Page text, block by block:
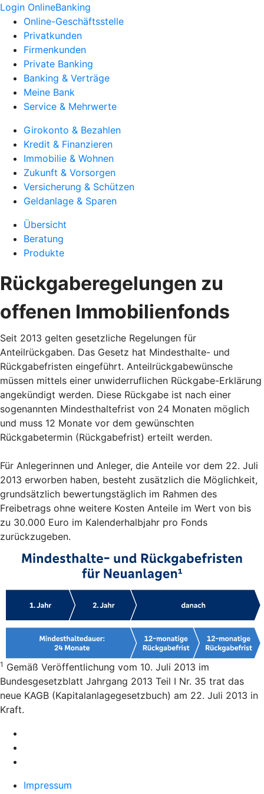
Login OnlineBanking
Online-Geschäftsstelle
Privatkunden
Firmenkunden
Private Banking
Banking & Verträge
Meine Bank
Service & Mehrwerte
Girokonto & Bezahlen
Kredit & Finanzieren
Immobilie & Wohnen
Zukunft & Vorsorgen
Versicherung & Schützen
Geldanlage & Sparen
Übersicht
Beratung
Produkte
Rückgaberegelungen zu
offenen Immobilienfonds
Seit 2013 gelten gesetzliche Regelungen für
Anteilrückgaben. Das Gesetz hat Mindesthalte- und
Rückgabefristen eingeführt. Anteilrückgabewünsche
müssen mittels einer unwiderruflichen Rückgabe-Erklärung
angekündigt werden. Diese Rückgabe ist nach einer
sogenannten Mindesthaltefrist von 24 Monaten möglich
und muss 12 Monate vor dem gewünschten
Rückgabetermin (Rückgabefrist) erteilt werden.
Für Anlegerinnen und Anleger, die Anteile vor dem 22. Juli
2013 erworben haben, besteht zusätzlich die Möglichkeit,
grundsätzlich bewertungstäglich im Rahmen des
Freibetrags ohne weitere Kosten Anteile im Wert von bis
zu 30.000 Euro im Kalenderhalbjahr pro Fonds
zurückzugeben.
1 Gemäß Veröffentlichung vom 10. Juli 2013 im
Bundesgesetzblatt Jahrgang 2013 Teil I Nr. 35 trat das
neue KAGB (Kapitalanlagegesetzbuch) am 22. Juli 2013 in
Kraft.
Impressum